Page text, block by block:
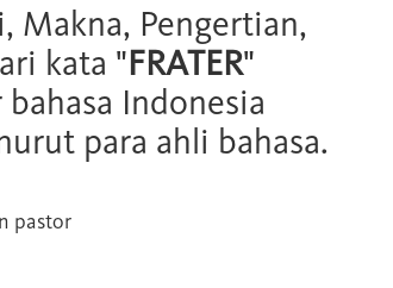
Makna, Pengertian,
kata "FRATER"
Indonesia
para ahli bahasa.
pastor